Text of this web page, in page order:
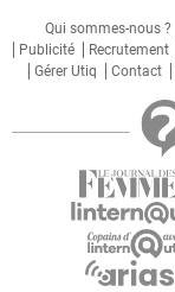
Qui sommes-nous ?
Publicité
Recrutement
Gérer Utiq
Contact